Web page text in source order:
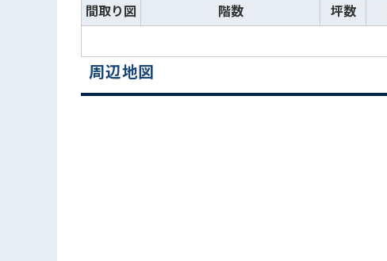
間取り図 階数 坪数
周辺地図